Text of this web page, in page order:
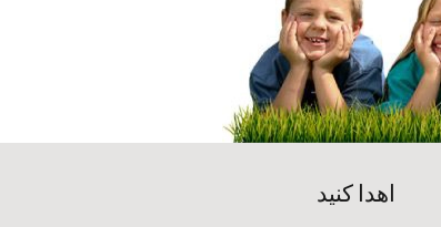
اهدا کنید